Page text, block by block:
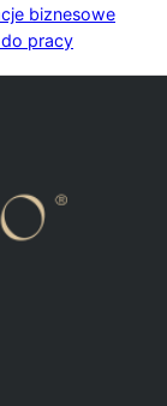
biznesowe
pracy